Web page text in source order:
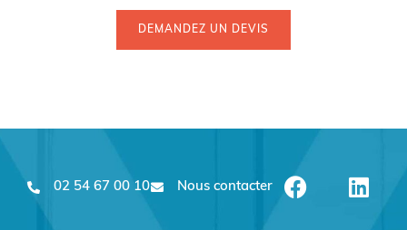
DEMANDEZ UN DEVIS
02 54 67 00 10 Nous contacter